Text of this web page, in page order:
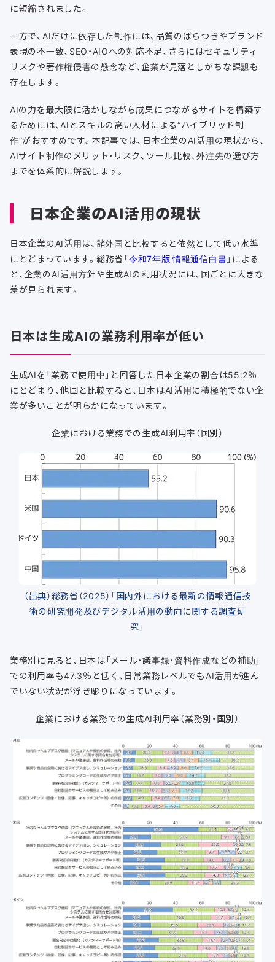
に短縮されました。
一方で、AIだけに依存した制作には、品質のばらつきやブランド
表現の不一致、SEO・AIOへの対応不足、さらにはセキュリティ
リスクや著作権侵害の懸念など、企業が見落としがちな課題も
存在します。
AIの力を最大限に活かしながら成果につながるサイトを構築す
るためには、AIとスキルの高い人材による“ハイブリッド制
作”がおすすめです。本記事では、日本企業のAI活用の現状から、
AIサイト制作のメリット・リスク、ツール比較、外注先の選び方
までを体系的に解説します。
日本企業のAI活用の現状
日本企業のAI活用は、諸外国と比較すると依然として低い水準
にとどまっています。総務省「令和7年版 情報通信白書」による
と、企業のAI活用方針や生成AIの利用状況には、国ごとに大きな
差が見られます。
日本は生成AIの業務利用率が低い
生成AIを「業務で使用中」と回答した日本企業の割合は55.2％
にとどまり、他国と比較すると、日本はAI活用に積極的でない企
業が多いことが明らかになっています。
企業における業務での生成AI利用率（国別）
（出典）総務省（2025）「国内外における最新の情報通信技
術の研究開発及びデジタル活用の動向に関する調査研
究」
業務別に見ると、日本は「メール・議事録・資料作成などの補助」
での利用率も47.3％と低く、日常業務レベルでもAI活用が進ん
でいない状況が浮き彫りになっています。
企業における業務での生成AI利用率（業務別・国別）